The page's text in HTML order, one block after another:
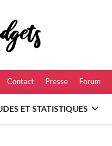
Contact Presse Forum
ET STATISTIQUES